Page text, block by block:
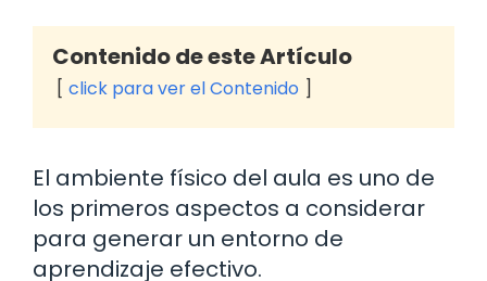
Contenido de este Artículo
click para ver el Contenido
El ambiente físico del aula es uno de
los primeros aspectos a considerar
para generar un entorno de
aprendizaje efectivo.